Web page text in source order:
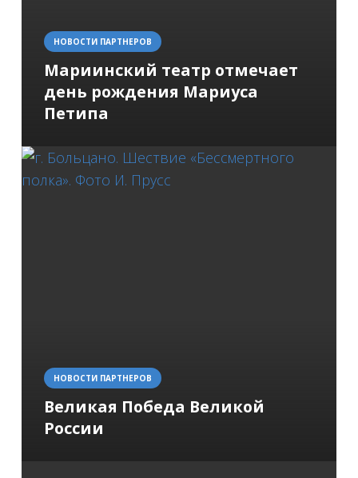
НОВОСТИ ПАРТНЕРОВ
Мариинский театр отмечает
день рождения Мариуса
Петипа
НОВОСТИ ПАРТНЕРОВ
Великая Победа Великой
России